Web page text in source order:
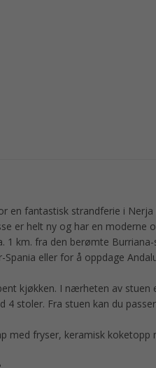
en fantastisk strandferie i Nerja
er helt ny og har en moderne
1 km. fra den berømte
eller for å oppdage
kjøkken. I nærheten av stuen
stoler. Fra stuen kan du
med fryser, keramisk koketopp